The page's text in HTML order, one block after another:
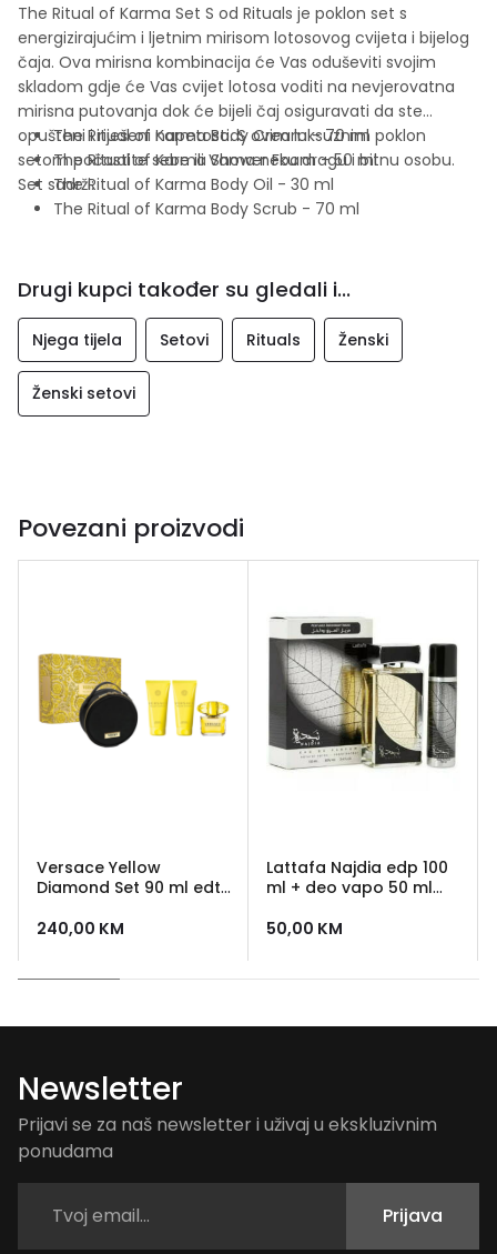
The Ritual of Karma Set S od Rituals je poklon set s
energizirajućim i ljetnim mirisom lotosovog cvijeta i bijelog
čaja. Ova mirisna kombinacija će Vas oduševiti svojim
skladom gdje će Vas cvijet lotosa voditi na nevjerovatna
mirisna putovanja dok će bijeli čaj osiguravati da ste
opušteni i riješeni napetosti. S ovim luksuznim poklon
setom počastite sebe ili Vama neku dragu i bitnu osobu.
Set sadrži:
The Ritual of Karma Body Cream - 70 ml
The Ritual of Karma Shower Foam - 50 ml
The Ritual of Karma Body Oil - 30 ml
The Ritual of Karma Body Scrub - 70 ml
Drugi kupci također su gledali i...
Njega tijela Setovi Rituals Ženski
Ženski setovi
Povezani proizvodi
Versace Yellow
Diamond Set 90 ml edt
gel za tusiranje +
240,00 KM
Lattafa Najdia edp 100
ml + deo vapo 50 ml
50,00 KM
Newsletter
Prijavi se za naš newsletter i uživaj u ekskluzivnim
ponudama
Prijava